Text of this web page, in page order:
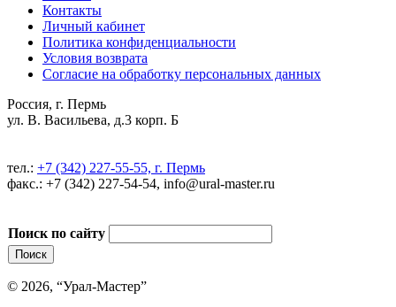
Контакты
Личный кабинет
Политика конфиденциальности
Условия возврата
Согласие на обработку персональных данных
Россия, г. Пермь
ул. В. Васильева, д.3 корп. Б
тел.: +7 (342) 227-55-55, г. Пермь
факс.: +7 (342) 227-54-54, info@ural-master.ru
Поиск по сайту
© 2026, “Урал-Мастер”